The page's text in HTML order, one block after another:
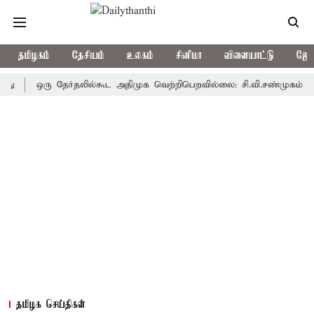
தமிழகம் தேசியம் உலகம் சினிமா விளையாட்டு
ஒரு தேர்தலில்கூட அதிமுக வெற்றிபெறவில்லை: சி.வி.சண்முகம்
தமிழக செய்திகள்